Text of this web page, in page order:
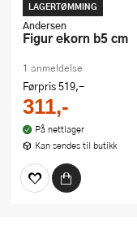
LAGERTØMMING
Andersen
Figur ekorn b5 cm
1 anmeldelse
Førpris519,-
311,-
På nettlager
Kan sendes til butikk